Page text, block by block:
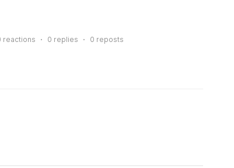
reactions 0 replies 0 reposts